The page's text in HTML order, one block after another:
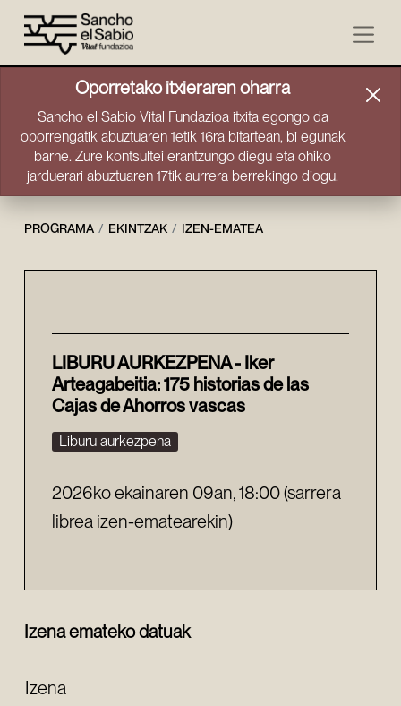
Joan zuzenean edukira
Oporretako itxieraren oharra
Sancho el Sabio Vital Fundazioa itxita egongo da
oporrengatik abuztuaren 1etik 16ra bitartean, bi egunak
barne. Zure kontsultei erantzungo diegu eta ohiko
jarduerari abuztuaren 17tik aurrera berrekingo diogu.
PROGRAMA EKINTZAK IZEN-EMATEA
Izen-ematea
LIBURU AURKEZPENA - Iker
Arteagabeitia: 175 historias de las
Cajas de Ahorros vascas
Liburu aurkezpena
2026ko ekainaren 09an, 18:00 (sarrera
librea izen-ematearekin)
Izena emateko datuak
Izena